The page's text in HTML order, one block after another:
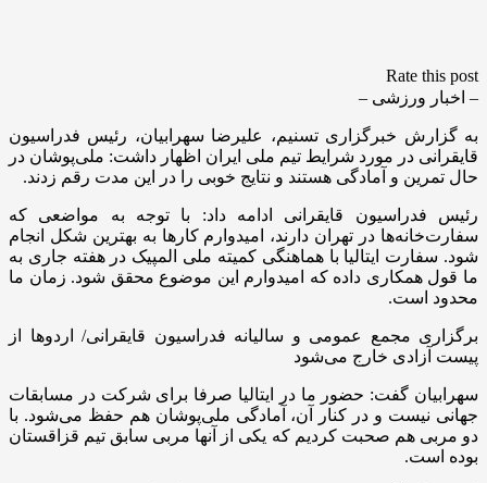
Rate this post
– اخبار ورزشی –
به گزارش خبرگزاری تسنیم، علیرضا سهرابیان، رئیس فدراسیون
قایقرانی در مورد شرایط تیم ملی ایران اظهار داشت: ملی‌پوشان در
حال تمرین و آمادگی هستند و نتایج خوبی را در این مدت رقم زدند.
رئیس فدراسیون قایقرانی ادامه داد: با توجه به مواضعی که
سفارت‌خانه‌ها در تهران دارند، امیدوارم کارها به بهترین شکل انجام
شود. سفارت ایتالیا با هماهنگی کمیته ملی المپیک در هفته جاری به
ما قول همکاری داده که امیدوارم این موضوع محقق شود. زمان ما
محدود است.
برگزاری مجمع عمومی و سالیانه فدراسیون قایقرانی/ اردوها از
پیست آزادی خارج می‌شود
سهرابیان گفت: حضور ما در ایتالیا صرفا برای شرکت در مسابقات
جهانی نیست و در کنار آن، آمادگی ملی‌پوشان هم حفظ می‌شود. با
دو مربی هم صحبت کردیم که یکی از آنها مربی سابق تیم قزاقستان
بوده است.